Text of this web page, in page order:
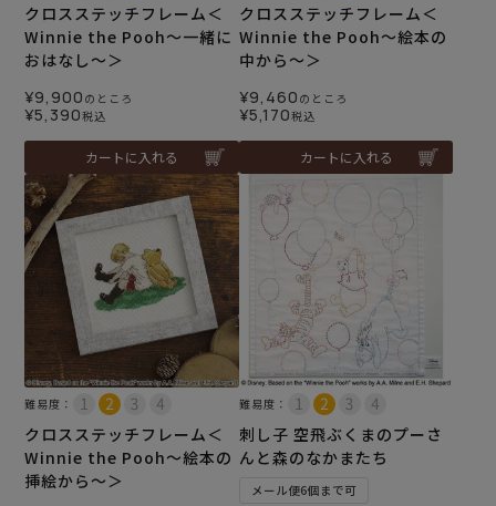
クロスステッチフレーム＜
Winnie the Pooh～一緒に
おはなし～＞
¥9,900 のところ
¥5,390税込
カートに入れる
クロスステッチフレーム＜
Winnie the Pooh～絵本の
中から～＞
¥9,460 のところ
¥5,170税込
カートに入れる
難易度：
クロスステッチフレーム＜
Winnie the Pooh～絵本の
挿絵から～＞
難易度：
刺し子 空飛ぶくまのプーさ
んと森のなかまたち
メール便6個まで可